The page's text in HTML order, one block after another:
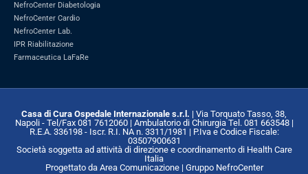
NefroCenter Diabetologia
NefroCenter Cardio
NefroCenter Lab.
IPR Riabilitazione
Farmaceutica LaFaRe
Casa di Cura Ospedale Internazionale s.r.l. | Via Torquato Tasso, 38,
Napoli - Tel/Fax 081 7612060 | Ambulatorio di Chirurgia Tel. 081 663548 |
R.E.A. 336198 - Iscr. R.I. NA n. 3311/1981 | P.Iva e Codice Fiscale:
03507900631
Società soggetta ad attività di direzione e coordinamento di Health Care
Italia
Progettato da Area Comunicazione | Gruppo NefroCenter